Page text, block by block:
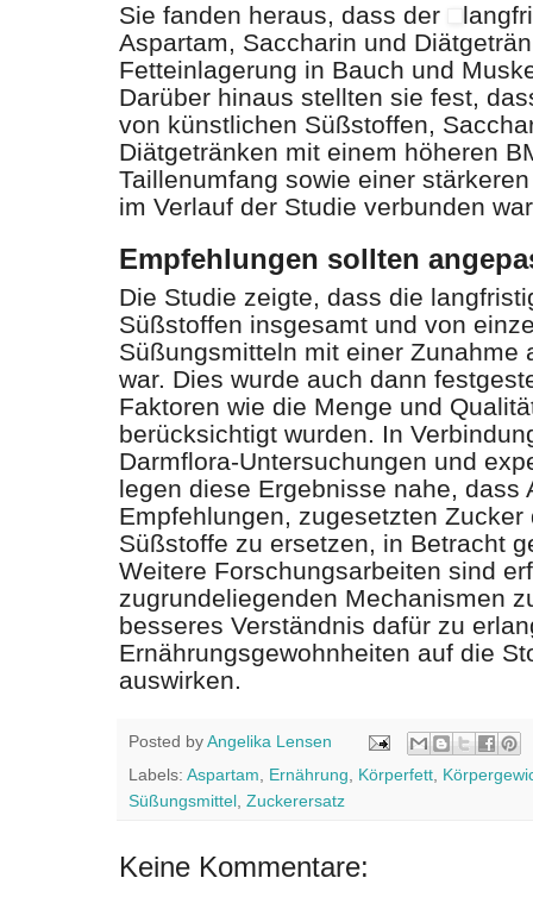
Sie fanden heraus, dass der
Aspartam, Saccharin und
Fetteinlagerung in Bauch und
Darüber hinaus stellten sie fest,
von künstlichen Süßstoffen,
Diätgetränken mit einem höheren
Taillenumfang sowie einer
im Verlauf der Studie verbunden
Empfehlungen sollten
Die Studie zeigte, dass die
Süßstoffen insgesamt und von
Süßungsmitteln mit einer Zunahme
war. Dies wurde auch dann
Faktoren wie die Menge und
berücksichtigt wurden. In
Darmflora-Untersuchungen und
legen diese Ergebnisse nahe, dass
Empfehlungen, zugesetzten
Süßstoffe zu ersetzen, in Betracht
Weitere Forschungsarbeiten sind
zugrundeliegenden Mechanismen
besseres Verständnis dafür zu
Ernährungsgewohnheiten auf die
auswirken.
Posted byAngelika Lensen
Labels: Aspartam Ernährung Körperfett
Süßungsmittel Zuckerersatz
Keine Kommentare: